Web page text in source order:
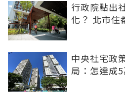
行政院點出
化？ 北市住
中央社宅政
局：怎達成